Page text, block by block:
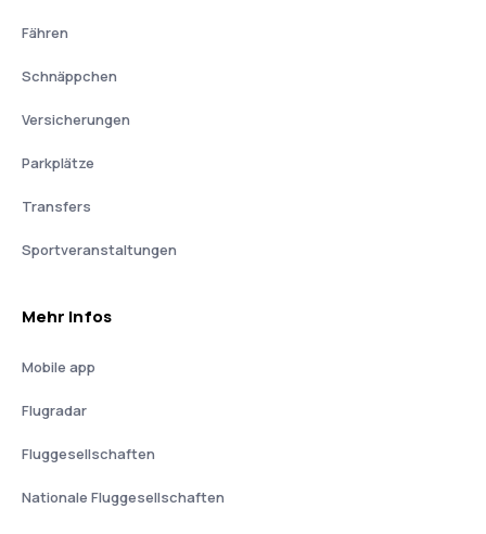
Fähren
Schnäppchen
Versicherungen
Parkplätze
Transfers
Sportveranstaltungen
Mehr Infos
Mobile app
Flugradar
Fluggesellschaften
Nationale Fluggesellschaften